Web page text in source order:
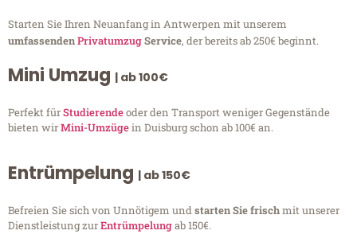
Starten Sie Ihren Neuanfang in Antwerpen mit unserem
umfassendenPrivatumzugService, der bereits ab 250€ beginnt.
Mini Umzug | ab 100€
Perfekt fürStudierendeoder den Transport weniger Gegenstände
bieten wirMini-Umzügein Duisburg schon ab 100€ an.
Entrümpelung | ab 150€
Befreien Sie sich von Unnötigem undstarten Sie frischmit unserer
Dienstleistung zurEntrümpelungab 150€.